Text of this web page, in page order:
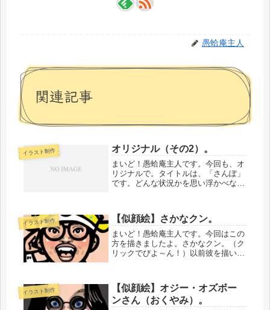
愚蛤庵主人
関連記事
イラスト制作 オリジナル（その2）。
まいど！愚蛤庵主人です。今回も、オ
リジナルで。タイトルは、「さんぽ」
です。どんな状況かを思い浮かべなが
た。
イラスト制作 【似顔絵】さかなクン。
まいど！愚蛤庵主人です。今回はこの
方を描きましたよ。さかなクン。（ク
リックでびよ～ん！）以前彼を描いた
みてびっくりでした。それこそギョギ
ョギョでギョざいました。なんだか...
イラスト制作
【似顔絵】オジー・オズボー
ンさん（おくやみ）。